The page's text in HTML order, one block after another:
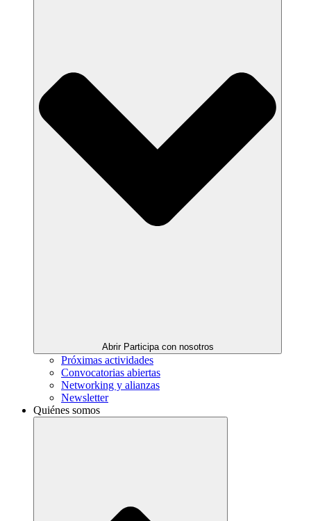
Abrir Participa con nosotros
Próximas actividades
Convocatorias abiertas
Networking y alianzas
Newsletter
Quiénes somos